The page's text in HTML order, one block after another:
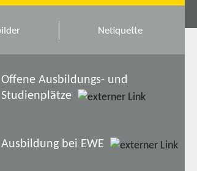
Netiquette
Offene Ausbildungs- und
Studienplätze
Ausbildung bei EWE